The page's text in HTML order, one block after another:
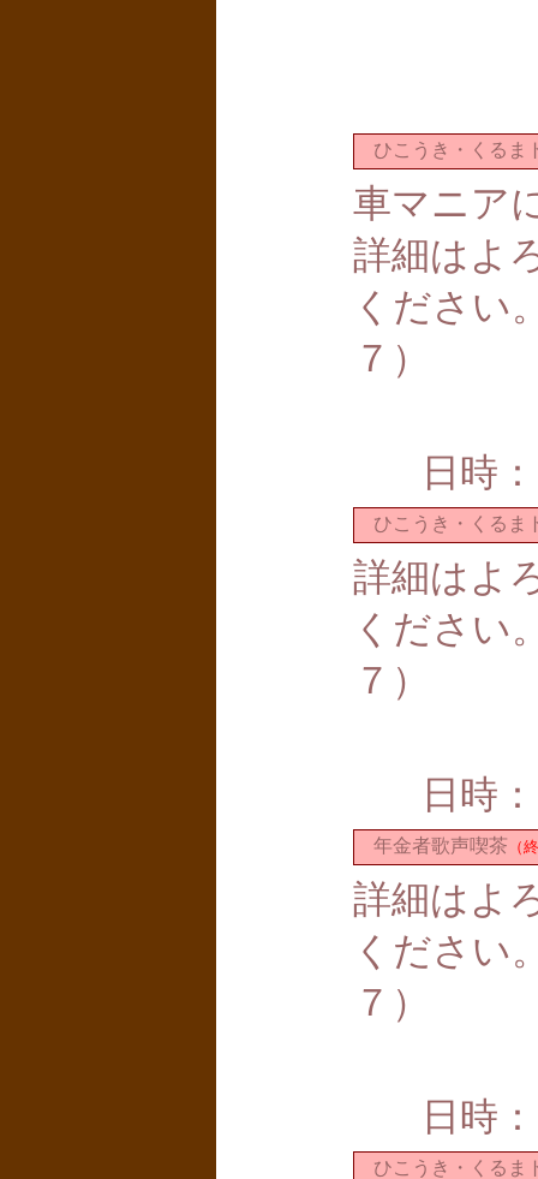
ひこうき・くるま
車マニア
詳細はよ
ください
７）
日時：
ひこうき・くるま
詳細はよ
ください
７）
日時：
年金者歌声喫茶 （
詳細はよ
ください
７）
日時：
ひこうき・くるま